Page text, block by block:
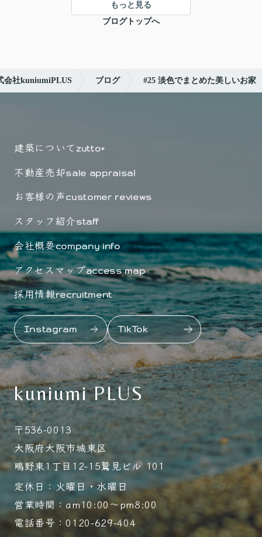
もっと見る
ブログトップへ
会社kuniumiPLUS ブログ #25 淡色でまとめた美しいお家
建築について zutto+
不動産売却sale appraisal
お客様の声customer reviews
スタッフ紹介staff
会社概要company info
アクセスマップaccess map
採用情報recruitment
Instagram TikTok
kuniumi PLUS
〒536-0013
大阪府大阪市城東区
鴫野東1丁目12-15鷲見ビル 101
定休日：火曜日・水曜日
営業時間：am10:00～pm8:00
電話番号：0120-629-404